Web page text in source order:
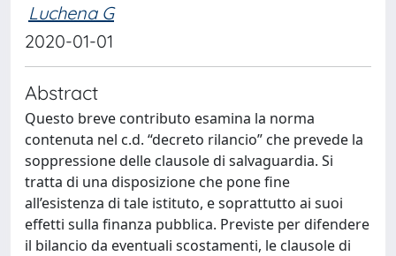
Luchena G
2020-01-01
Abstract
Questo breve contributo esamina la norma
contenuta nel c.d. “decreto rilancio” che prevede la
soppressione delle clausole di salvaguardia. Si
tratta di una disposizione che pone fine
all’esistenza di tale istituto, e soprattutto ai suoi
effetti sulla finanza pubblica. Previste per difendere
il bilancio da eventuali scostamenti, le clausole di